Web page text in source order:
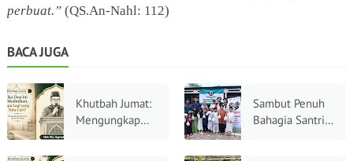
perbuat.”(QS.An-Nahl: 112)
BACA JUGA
Khutbah Jumat:
Mengungkap
Sambut Penuh
Bahagia Santri